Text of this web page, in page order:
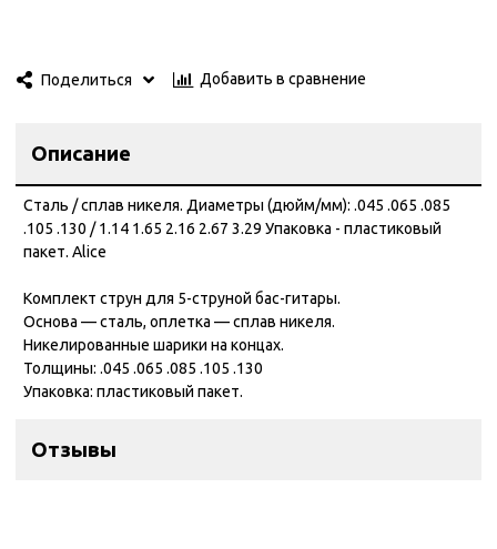
Поделиться Добавить в сравнение
Описание
Сталь / сплав никеля. Диаметры (дюйм/мм): .045 .065 .085
.105 .130 / 1.14 1.65 2.16 2.67 3.29 Упаковка - пластиковый
пакет. Alice
Комплект струн для 5-струной бас-гитары.
Основа — сталь, оплетка — сплав никеля.
Никелированные шарики на концах.
Толщины: .045 .065 .085 .105 .130
Упаковка: пластиковый пакет.
Отзывы